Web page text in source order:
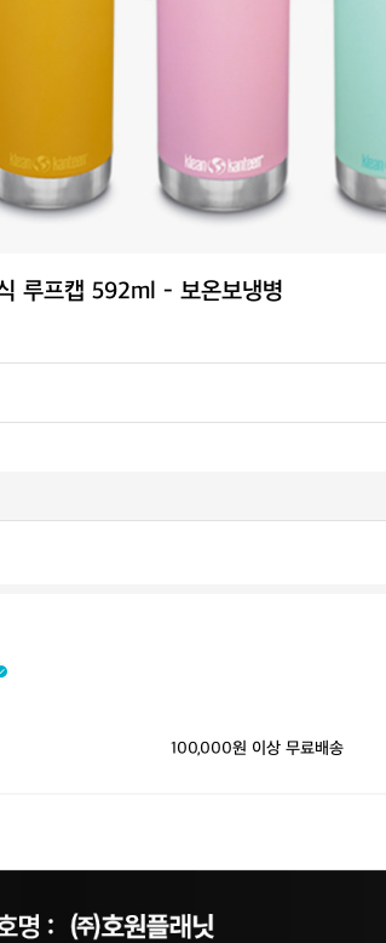
루프캡 592ml - 보온보냉병
100,000원 이상 무료배송